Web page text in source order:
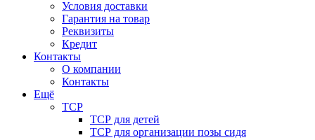
Условия доставки
Гарантия на товар
Реквизиты
Кредит
Контакты
О компании
Контакты
Ещё
ТСР
ТСР для детей
ТСР для организации позы сидя